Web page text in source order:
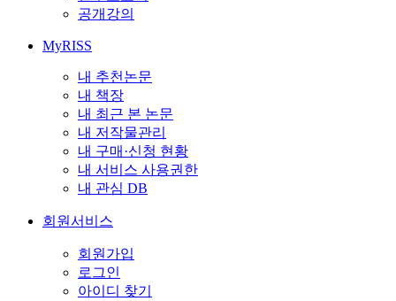
공개강의
MyRISS
내 추천논문
내 책장
내 최근 본 논문
내 저작물관리
내 구매·신청 현황
내 서비스 사용권한
내 관심 DB
회원서비스
회원가입
로그인
아이디 찾기